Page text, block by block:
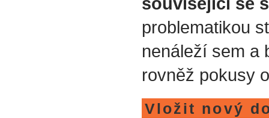
problematikou
nenáleží sem a
rovněž pokusy
Vložit nový